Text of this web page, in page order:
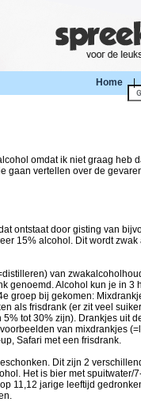
Home |
omdat ik niet graag heb
gaan vertellen over de
ontstaat door gisting van
15% alcohol. Dit wordt
van
genoemd. Alcohol kun je in
groep bij gekomen:
als frisdrank (er zit veel
tot 30% zijn). Drankjes uit
van mixdrankjes
Safari met een frisdrank.
Dit zijn 2
Het is bier met spuitwater/
11,12 jarige leeftijd